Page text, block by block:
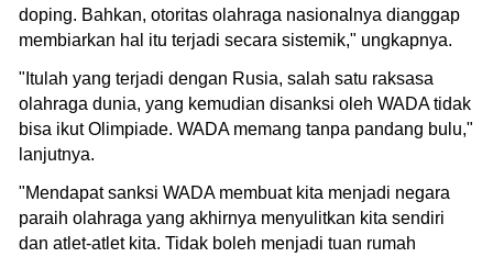
doping. Bahkan, otoritas olahraga nasionalnya dianggap
membiarkan hal itu terjadi secara sistemik," ungkapnya.
"Itulah yang terjadi dengan Rusia, salah satu raksasa
olahraga dunia, yang kemudian disanksi oleh WADA tidak
bisa ikut Olimpiade. WADA memang tanpa pandang bulu,"
lanjutnya.
"Mendapat sanksi WADA membuat kita menjadi negara
paraih olahraga yang akhirnya menyulitkan kita sendiri
dan atlet-atlet kita. Tidak boleh menjadi tuan rumah